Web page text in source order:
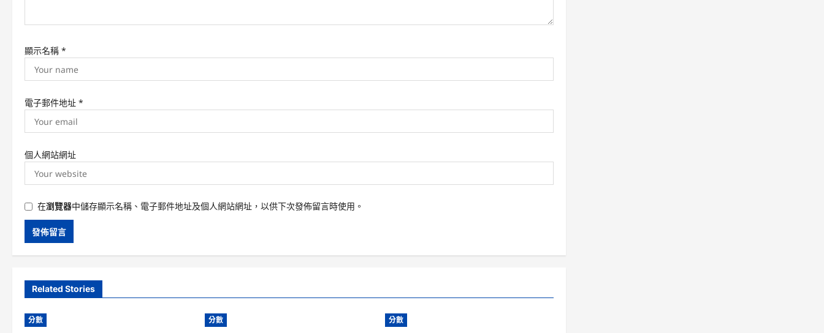
n
顯示名稱 *
電子郵件地址 *
個人網站網址
在瀏覽器中儲存顯示名稱、電子郵件地址及個人網站網址，以供下次發佈留言時使用。
Related Stories
分數 分數 分數